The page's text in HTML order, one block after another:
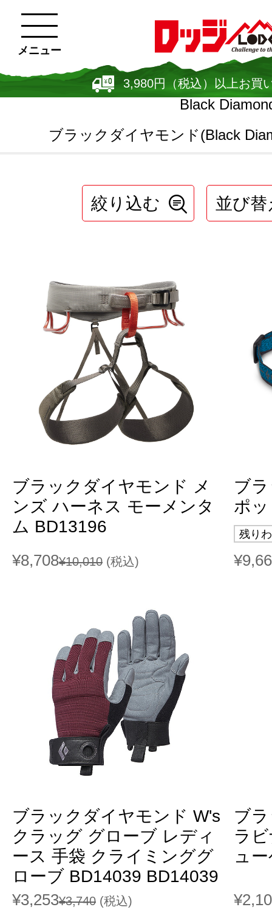
3,980円（税込）以上お買
メニュー
Black
ブラックダイヤモンド(Black
絞り込む 並び替
ブラックダイヤモンド メ
ンズ ハーネス モーメンタ
ム BD13196
¥8,708¥10,010 (税込)
ブ
ポ
残り
ブラックダイヤモンド W's
クラッグ グローブ レディ
ース 手袋 クライミンググ
ローブ BD14039 BD14039
¥3,253¥3,740 (税込)
ブ
ラ
ュ